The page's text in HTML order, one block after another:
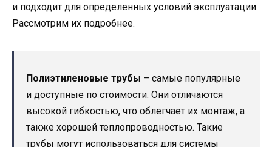
и подходит для определенных условий эксплуатации.
Рассмотрим их подробнее.
Полиэтиленовые трубы – самые популярные
и доступные по стоимости. Они отличаются
высокой гибкостью, что облегчает их монтаж, а
также хорошей теплопроводностью. Такие
трубы могут использоваться для системы